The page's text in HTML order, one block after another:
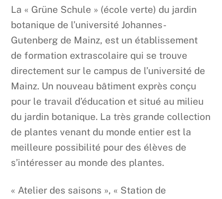
La « Grüne Schule » (école verte) du jardin
botanique de l’université Johannes-
Gutenberg de Mainz, est un établissement
de formation extrascolaire qui se trouve
directement sur le campus de l’université de
Mainz. Un nouveau bâtiment exprès conçu
pour le travail d’éducation et situé au milieu
du jardin botanique. La très grande collection
de plantes venant du monde entier est la
meilleure possibilité pour des élèves de
s’intéresser au monde des plantes.
« Atelier des saisons », « Station de